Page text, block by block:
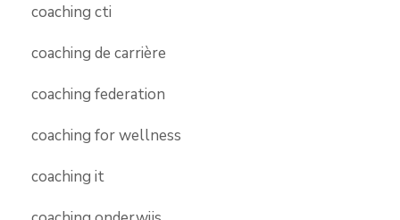
coaching cti
coaching de carrière
coaching federation
coaching for wellness
coaching it